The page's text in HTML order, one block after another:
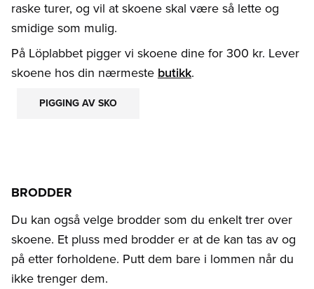
raske turer, og vil at skoene skal være så lette og
smidige som mulig.
På Löplabbet pigger vi skoene dine for 300 kr. Lever
skoene hos din nærmeste butikk.
PIGGING AV SKO
BRODDER
Du kan også velge brodder som du enkelt trer over
skoene. Et pluss med brodder er at de kan tas av og
på etter forholdene. Putt dem bare i lommen når du
ikke trenger dem.